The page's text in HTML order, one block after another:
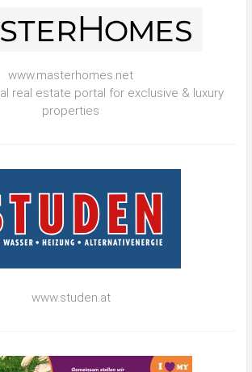
www.masterhomes.net
real estate portal for exclusive & luxury
properties
www.studen.at